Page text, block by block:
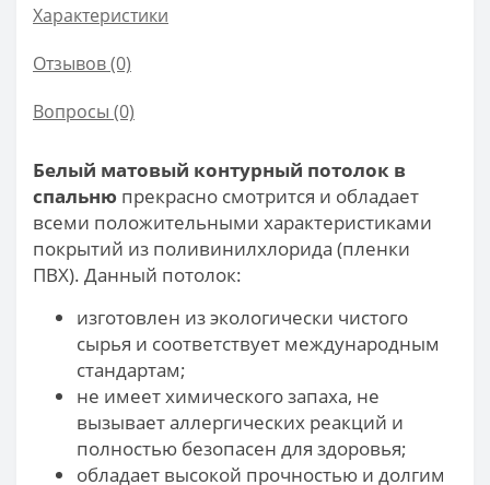
Характеристики
Отзывов (0)
Вопросы (0)
Белый матовый контурный потолок в
спальню прекрасно смотрится и обладает
всеми положительными характеристиками
покрытий из поливинилхлорида (пленки
ПВХ). Данный потолок:
изготовлен из экологически чистого
сырья и соответствует международным
стандартам;
не имеет химического запаха, не
вызывает аллергических реакций и
полностью безопасен для здоровья;
обладает высокой прочностью и долгим